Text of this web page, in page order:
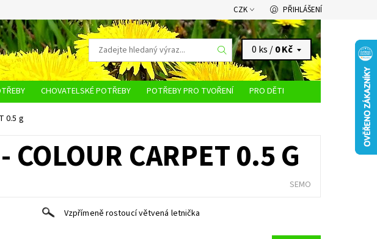
CZK PŘIHLÁŠENÍ
0 ks /0 Kč
CHOVATELSKÉ POTŘEBY POTŘEBY PRO TVOŘENÍ
PRO DĚTI
0.5 g
COLOUR CARPET 0.5 G
SEMO
Vzpřímeně rostoucí větvená letnička